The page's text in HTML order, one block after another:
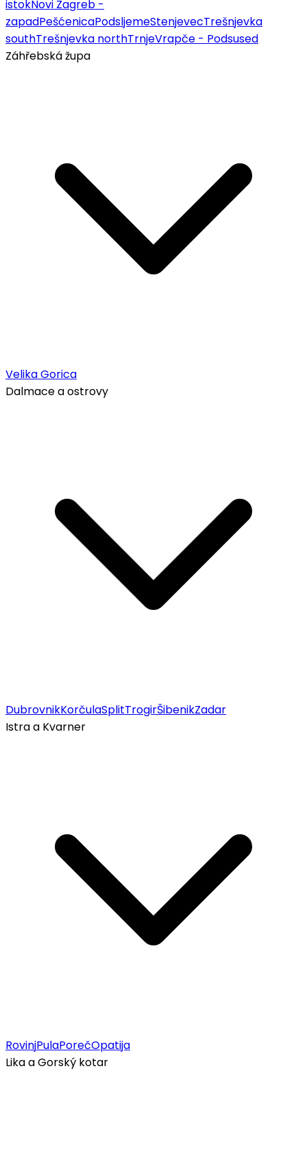
istokNovi Zagreb -
zapadPešćenicaPodsljemeStenjevecTrešnjevka
southTrešnjevka northTrnjeVrapče - Podsused
Záhřebská župa
Velika Gorica
Dalmace a ostrovy
DubrovnikKorčulaSplitTrogirŠibenikZadar
Istra a Kvarner
RovinjPulaPorečOpatija
Lika a Gorský kotar